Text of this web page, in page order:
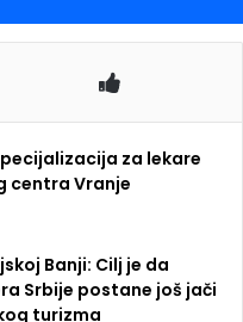
za lekare
centra Vranje
Banji: Cilj je da
Srbije postane još jači
turizma